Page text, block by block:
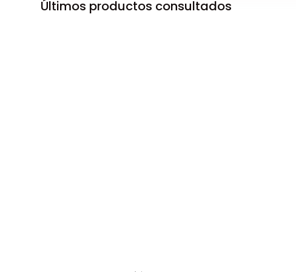
Últimos productos consultados